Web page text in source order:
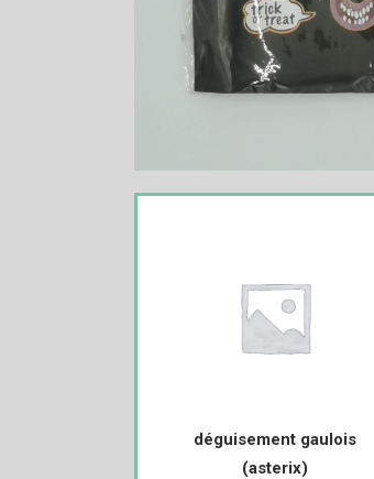
déguisement gaulois
(asterix)